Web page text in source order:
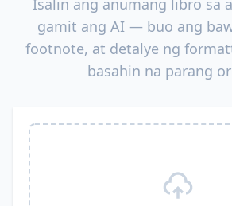
Isalin ang anumang libro sa
gamit ang AI — buo ang
footnote, at detalye ng
basahin na parang